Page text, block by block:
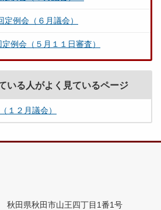
例会（６月議会）
例会（５月１１日審査）
いる人がよく見ているページ
１２月議会）
秋田県秋田市山王四丁目1番1号